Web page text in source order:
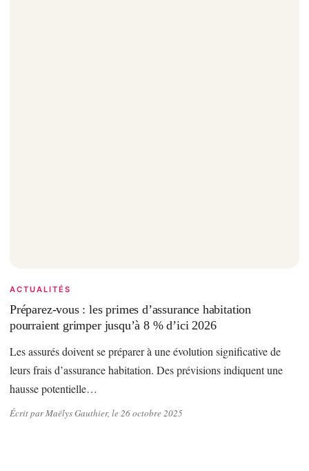
ACTUALITÉS
Préparez-vous : les primes d’assurance habitation
pourraient grimper jusqu’à 8 % d’ici 2026
Les assurés doivent se préparer à une évolution significative de
leurs frais d’assurance habitation. Des prévisions indiquent une
hausse potentielle…
Écrit par Maëlys Gauthier, le 26 octobre 2025